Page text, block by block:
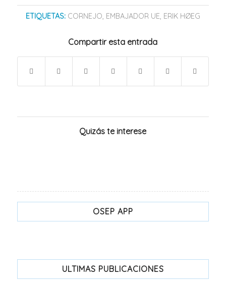
ETIQUETAS: CORNEJO, EMBAJADOR UE, ERIK HØEG
Compartir esta entrada
Quizás te interese
OSEP APP
ULTIMAS PUBLICACIONES